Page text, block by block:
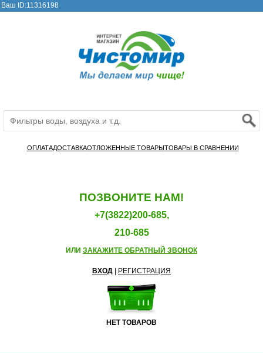
Ваш ID:11316198
ОПЛАТАДОСТАВКАОТЛОЖЕННЫЕ ТОВАРЫТОВАРЫ В СРАВНЕНИИ
ПОЗВОНИТЕ НАМ!
+7(3822)200-685,
210-685
ИЛИ ЗАКАЖИТЕ ОБРАТНЫЙ ЗВОНОК
ВХОД РЕГИСТРАЦИЯ
НЕТ ТОВАРОВ